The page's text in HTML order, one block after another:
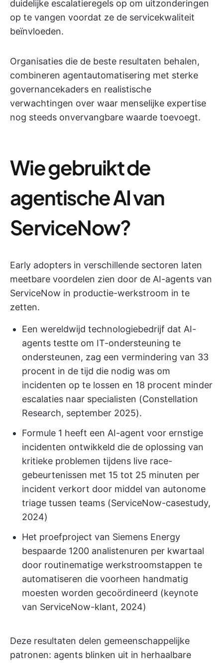
duidelijke escalatieregels op om uitzonderingen
op te vangen voordat ze de servicekwaliteit
beïnvloeden.
Organisaties die de beste resultaten behalen,
combineren agentautomatisering met sterke
governancekaders en realistische
verwachtingen over waar menselijke expertise
nog steeds onvervangbare waarde toevoegt.
Wie gebruikt de
agentische AI van
ServiceNow?
Early adopters in verschillende sectoren laten
meetbare voordelen zien door de AI-agents van
ServiceNow in productie-werkstroom in te
zetten.
Een wereldwijd technologiebedrijf dat AI-
agents testte om IT-ondersteuning te
ondersteunen, zag een vermindering van 33
procent in de tijd die nodig was om
incidenten op te lossen en 18 procent minder
escalaties naar specialisten (Constellation
Research, september 2025).
Formule 1 heeft een AI-agent voor ernstige
incidenten ontwikkeld die de oplossing van
kritieke problemen tijdens live race-
gebeurtenissen met 15 tot 25 minuten per
incident verkort door middel van autonome
triage tussen teams (ServiceNow-casestudy,
2024)
Het proefproject van Siemens Energy
bespaarde 1200 analistenuren per kwartaal
door routinematige werkstroomstappen te
automatiseren die voorheen handmatig
moesten worden gecoördineerd (keynote
van ServiceNow-klant, 2024)
Deze resultaten delen gemeenschappelijke
patronen: agents blinken uit in herhaalbare